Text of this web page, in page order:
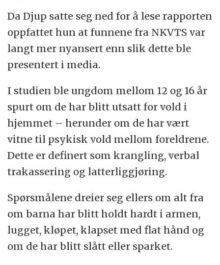
Da Djup satte seg ned for å lese rapporten
oppfattet hun at funnene fra NKVTS var
langt mer nyansert enn slik dette ble
presentert i media.
I studien ble ungdom mellom 12 og 16 år
spurt om de har blitt utsatt for vold i
hjemmet – herunder om de har vært
vitne til psykisk vold mellom foreldrene.
Dette er definert som krangling, verbal
trakassering og latterliggjøring.
Spørsmålene dreier seg ellers om alt fra
om barna har blitt holdt hardt i armen,
lugget, kløpet, klapset med flat hånd og
om de har blitt slått eller sparket.